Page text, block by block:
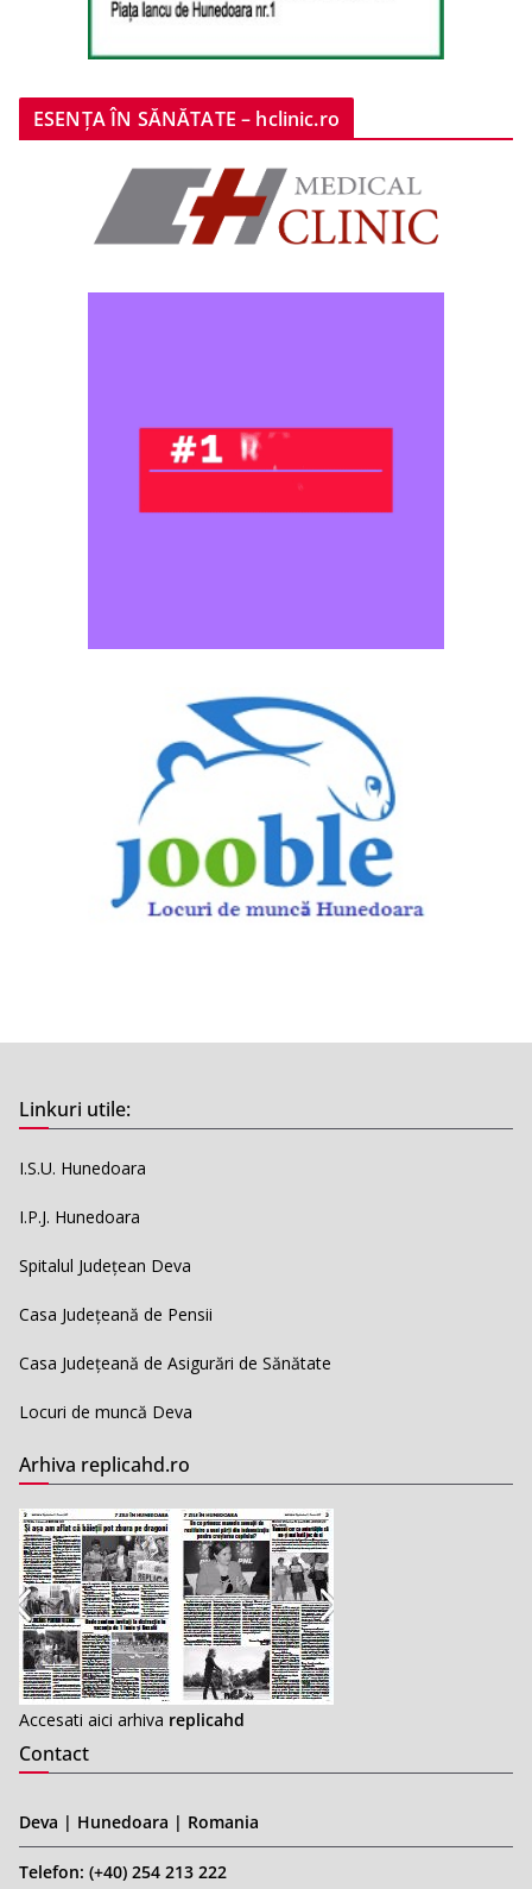
ESENȚA ÎN SĂNĂTATE – hclinic.ro
Linkuri utile:
I.S.U. Hunedoara
I.P.J. Hunedoara
Spitalul Județean Deva
Casa Județeană de Pensii
Casa Județeană de Asigurări de Sănătate
Locuri de muncă Deva
Arhiva replicahd.ro
Accesati aici arhiva replicahd
Contact
Deva | Hunedoara | Romania
Telefon: (+40) 254 213 222